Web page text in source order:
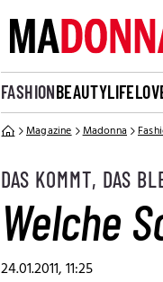
FASHIONBEAUTYLIFE
Magazine Madonna
DAS KOMMT, DAS
Welche
24.01.2011, 11:25